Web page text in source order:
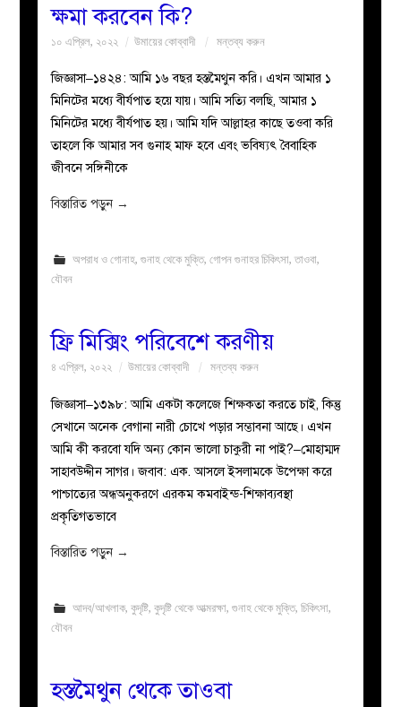
ক্ষমা করবেন কি?
১০ এপ্রিল, ২০২২ উমায়ের কোব্বাদী মন্তব্য করুন
জিজ্ঞাসা–১৪২৪: আমি ১৬ বছর হস্তমৈথুন করি। এখন আমার ১
মিনিটের মধ্যে বীর্যপাত হয়ে যায়। আমি সত্যি বলছি, আমার ১
মিনিটের মধ্যে বীর্যপাত হয়। আমি যদি আল্লাহর কাছে তওবা করি
তাহলে কি আমার সব গুনাহ মাফ হবে এবং ভবিষ্যৎ বৈবাহিক
জীবনে সঙ্গিনীকে
বিস্তারিত পড়ুন →
অপরাধ ও গোনাহ, গুনাহ থেকে মুক্তি, গোপন গুনাহর চিকিৎসা, তাওবা,
যৌবন
ফ্রি মিক্সিং পরিবেশে করণীয়
৪ এপ্রিল, ২০২২ উমায়ের কোব্বাদী মন্তব্য করুন
জিজ্ঞাসা–১৩৯৮: আমি একটা কলেজে শিক্ষকতা করতে চাই, কিন্তু
সেখানে অনেক বেগানা নারী চোখে পড়ার সম্ভাবনা আছে। এখন
আমি কী করবো যদি অন্য কোন ভালো চাকুরী না পাই?–মোহাম্মদ
সাহাবউদ্দীন সাগর। জবাব: এক. আসলে ইসলামকে উপেক্ষা করে
পাশ্চাত্যের অন্ধঅনুকরণে এরকম কমবাইন্ড-শিক্ষাব্যবস্থা
প্রকৃতিগতভাবে
বিস্তারিত পড়ুন →
আদব/আখলাক, কুদৃষ্টি, কুদৃষ্টি থেকে আত্মরক্ষা, গুনাহ থেকে মুক্তি, চিকিৎসা,
যৌবন
হস্তমৈথুন থেকে তাওবা